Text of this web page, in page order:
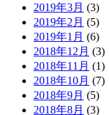
2019年3月 (3)
2019年2月 (5)
2019年1月 (6)
2018年12月 (3)
2018年11月 (1)
2018年10月 (7)
2018年9月 (5)
2018年8月 (3)